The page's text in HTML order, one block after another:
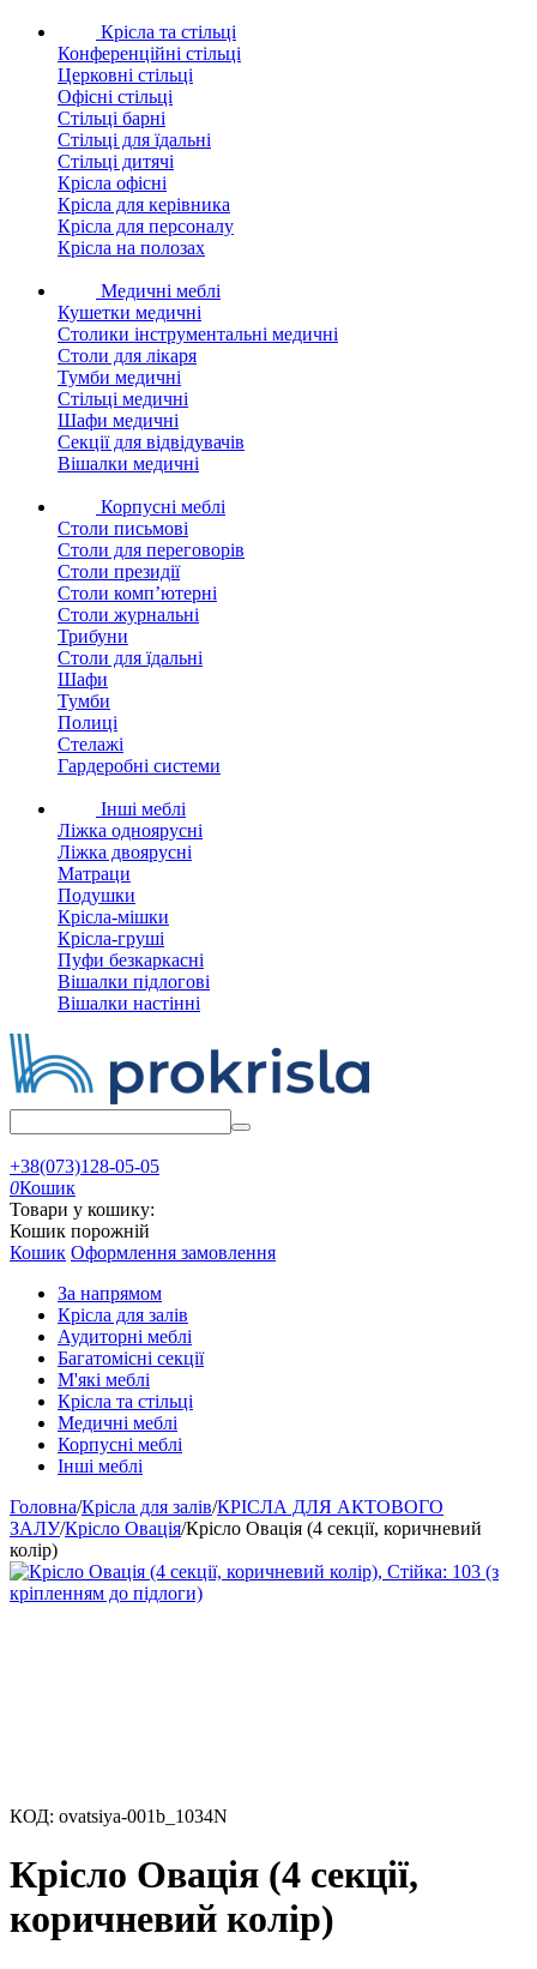
Крісла та стільці
Конференційні стільці
Церковні стільці
Офісні стільці
Стільці барні
Стільці для їдальні
Стільці дитячі
Крісла офісні
Крісла для керівника
Крісла для персоналу
Крісла на полозах
Медичні меблі
Кушетки медичні
Столики інструментальні медичні
Столи для лікаря
Тумби медичні
Стільці медичні
Шафи медичні
Секції для відвідувачів
Вішалки медичні
Корпусні меблі
Столи письмові
Столи для переговорів
Столи президії
Столи комп’ютерні
Столи журнальні
Трибуни
Столи для їдальні
Шафи
Тумби
Полиці
Стелажі
Гардеробні системи
Інші меблі
Ліжка одноярусні
Ліжка двоярусні
Матраци
Подушки
Крісла-мішки
Крісла-груші
Пуфи безкаркасні
Вішалки підлогові
Вішалки настінні
+38(073)128-05-05
0Кошик
Товари у кошику:
Кошик порожній
Кошик Оформлення замовлення
За напрямом
Крісла для залів
Аудиторні меблі
Багатомісні секції
М'які меблі
Крісла та стільці
Медичні меблі
Корпусні меблі
Інші меблі
Головна/Крісла для залів/КРІСЛА ДЛЯ АКТОВОГО
ЗАЛУ/Крісло Овація/Крісло Овація (4 секції, коричневий
колір)
КОД: ovatsiya-001b_1034N
Крісло Овація (4 секції,
коричневий колір)